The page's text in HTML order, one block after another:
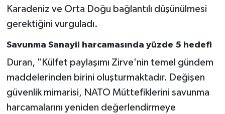
Karadeniz ve Orta Doğu bağlantılı düşünülmesi
gerektiğini vurguladı.
Savunma Sanayii harcamasında yüzde 5 hedefi
Duran, "Külfet paylaşımı Zirve'nin temel gündem
maddelerinden birini oluşturmaktadır. Değişen
güvenlik mimarisi, NATO Müttefiklerini savunma
harcamalarını yeniden değerlendirmeye